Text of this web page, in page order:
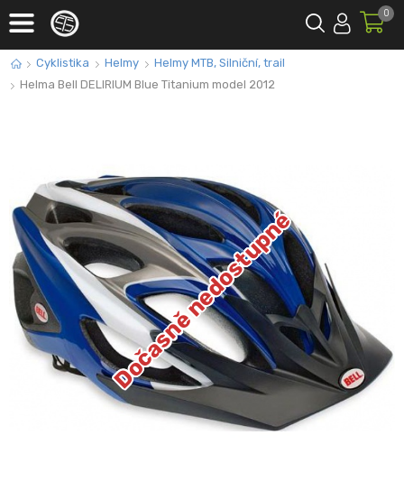
0
Cyklistika Helmy
Helmy MTB, Silniční, trail
Helma Bell DELIRIUM Blue Titanium model 2012
Dočasně nedostupné